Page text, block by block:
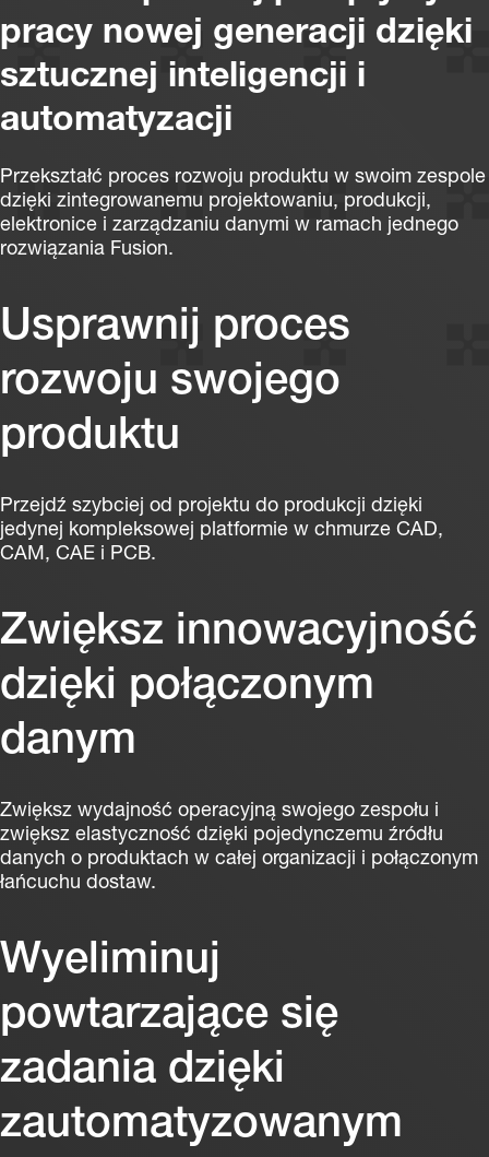
pracy nowej generacji dzięki
sztucznej inteligencji i
automatyzacji
Przekształć proces rozwoju produktu w swoim zespole
dzięki zintegrowanemu projektowaniu, produkcji,
elektronice i zarządzaniu danymi w ramach jednego
rozwiązania Fusion.
Usprawnij proces
rozwoju swojego
produktu
Przejdź szybciej od projektu do produkcji dzięki
jedynej kompleksowej platformie w chmurze CAD,
CAM, CAE i PCB.
Zwiększ innowacyjność
dzięki połączonym
danym
Zwiększ wydajność operacyjną swojego zespołu i
zwiększ elastyczność dzięki pojedynczemu źródłu
danych o produktach w całej organizacji i połączonym
łańcuchu dostaw.
Wyeliminuj
powtarzające się
zadania dzięki
zautomatyzowanym